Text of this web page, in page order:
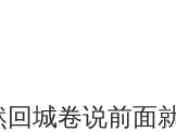
城卷说前面